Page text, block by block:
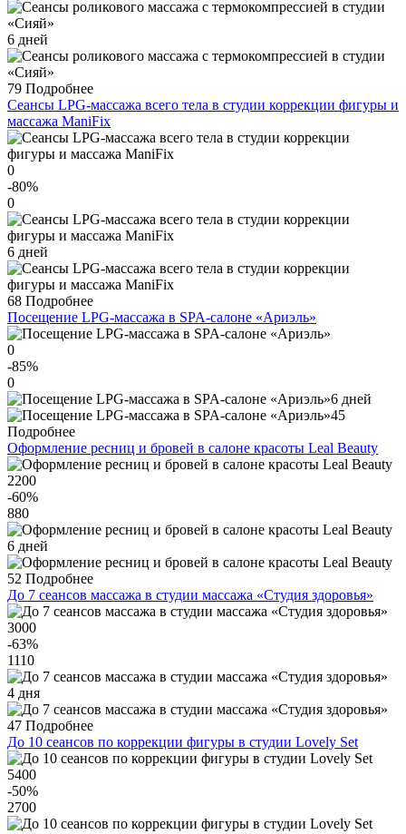
6 дней
79 Подробнее
Сеансы LPG-массажа всего тела в студии коррекции фигуры и
массажа ManiFix
0
-80%
0
6 дней
68 Подробнее
Посещение LPG-массажа в SPA-салоне «Ариэль»
0
-85%
0
6 дней
45
Подробнее
Оформление ресниц и бровей в салоне красоты Leal Вeauty
2200
-60%
880
6 дней
52 Подробнее
До 7 сеансов массажа в студии массажа «Студия здоровья»
3000
-63%
1110
4 дня
47 Подробнее
До 10 сеансов по коррекции фигуры в студии Lovely Set
5400
-50%
2700